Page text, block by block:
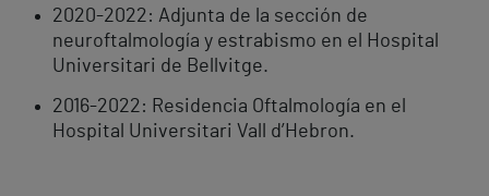
2020-2022: Adjunta de la sección de
neuroftalmología y estrabismo en el Hospital
Universitari de Bellvitge.
2016-2022: Residencia Oftalmología en el
Hospital Universitari Vall d’Hebron.